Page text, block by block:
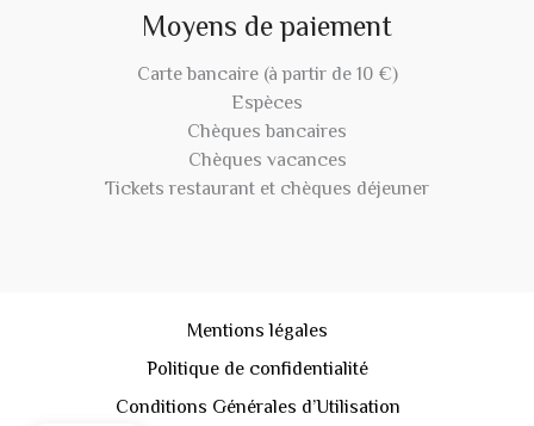
Moyens de paiement
Carte bancaire (à partir de 10 €)
Espèces
Chèques bancaires
Chèques vacances
Tickets restaurant et chèques déjeuner
Mentions légales
Politique de confidentialité
Conditions Générales d’Utilisation